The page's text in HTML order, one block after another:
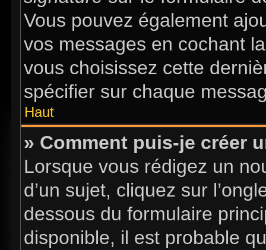
Vous pouvez également
vos messages en cochant
vous choisissez cette
spécifier sur chaque
Haut
» Comment puis-je créer
Lorsque vous rédigez un
d’un sujet, cliquez sur
dessous du formulaire
disponible, il est probable